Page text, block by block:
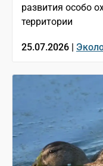
развития особо
территории
25.07.2026 |